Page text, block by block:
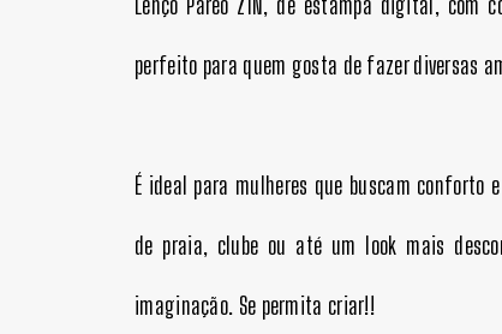
perfeito para quem gosta de fazer diversas
É ideal para mulheres que buscam conforto
de praia, clube ou até um look mais
imaginação. Se permita criar!!